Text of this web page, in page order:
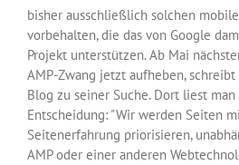
bisher ausschließlich solchen
vorbehalten, die das von Google
Projekt unterstützen. Ab Mai
AMP-Zwang jetzt aufheben,
Blog zu seiner Suche. Dort liest
Entscheidung: "Wir werden Seiten
Seitenerfahrung priorisieren,
AMP oder einer anderen